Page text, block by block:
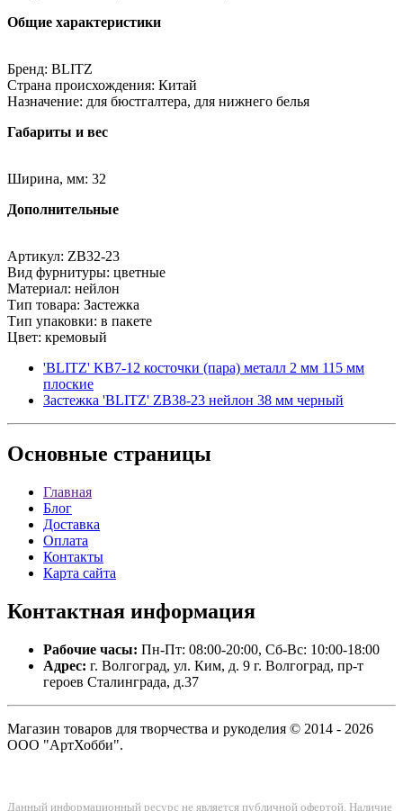
Общие характеристики
Бренд: BLITZ
Страна происхождения: Китай
Назначение: для бюстгалтера, для нижнего белья
Габариты и вес
Ширина, мм: 32
Дополнительные
Артикул: ZB32-23
Вид фурнитуры: цветные
Материал: нейлон
Тип товара: Застежка
Тип упаковки: в пакете
Цвет: кремовый
'BLITZ' KB7-12 косточки (пара) металл 2 мм 115 мм
плоские
Застежка 'BLITZ' ZB38-23 нейлон 38 мм черный
Основные страницы
Главная
Блог
Доставка
Оплата
Контакты
Карта сайта
Контактная информация
Рабочие часы: Пн-Пт: 08:00-20:00, Сб-Вс: 10:00-18:00
Адрес: г. Волгоград, ул. Ким, д. 9 г. Волгоград, пр-т
героев Сталинграда, д.37
Магазин товаров для творчества и рукоделия © 2014 - 2026
ООО "АртХобби".
Данный информационный ресурс не является публичной офертой. Наличие